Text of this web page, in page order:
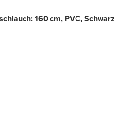
160 cm, PVC, Schwarz